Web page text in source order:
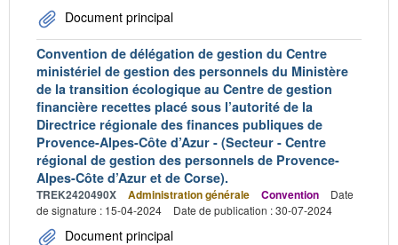
Document principal
Convention de délégation de gestion du Centre
ministériel de gestion des personnels du Ministère
de la transition écologique au Centre de gestion
financière recettes placé sous l’autorité de la
Directrice régionale des finances publiques de
Provence-Alpes-Côte d’Azur - (Secteur - Centre
régional de gestion des personnels de Provence-
Alpes-Côte d’Azur et de Corse).
TREK2420490X Administration générale Convention
Date
de signature : 15-04-2024
Date de publication : 30-07-2024
Document principal